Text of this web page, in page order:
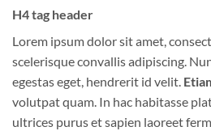
H4 tag header
Lorem ipsum dolor sit amet,
scelerisque convallis adipiscing.
egestas eget, hendrerit id velit.
volutpat quam. In hac habitasse
ultrices purus et sapien laoreet